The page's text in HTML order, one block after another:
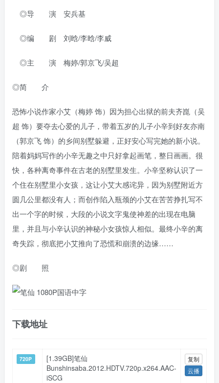
◎导 演 安兵基
◎编 剧 刘晗/李晗/李威
◎主 演 梅婷/郭京飞/吴超
◎简 介
恐怖小说作家小艾（梅婷 饰）因为担心出狱的前夫齐崑（吴
超 饰）要夺去心爱的儿子，带着五岁的儿子小辛到好友亦南
（郭京飞 饰）的乡间别墅躲避，正好安心写完她的新小说。
陪着妈妈写作的小辛无趣之中只好拿起画笔，整日画画。很
快，各种离奇事件在古老的别墅里发生。小辛坚称认识了一
个住在别墅里小女孩，这让小艾大感诧异，因为别墅附近方
圆几公里都没有人；而创作陷入瓶颈的小艾在苦苦挣扎写不
出一个字的时候，大段的小说文字鬼使神差的出现在电脑
里，并且与小辛认识的神秘小女孩惊人相似。最终小辛的离
奇失踪，彻底把小艾推向了恐慌和崩溃的边缘……
◎剧 照
下载地址
720P
[1.39GB]笔仙
Bunshinsaba.2012.HDTV.720p.x264.AAC-
iSCG
复制
云播